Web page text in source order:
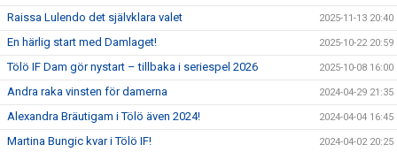
Raissa Lulendo det självklara valet 2025-11-13 20:40
En härlig start med Damlaget! 2025-10-22 20:59
Tölö IF Dam gör nystart – tillbaka i seriespel 2026 2025-10-08 16:00
Andra raka vinsten för damerna 2024-04-29 21:35
Alexandra Bräutigam i Tölö även 2024! 2024-04-04 16:45
Martina Bungic kvar i Tölö IF! 2024-04-02 20:25